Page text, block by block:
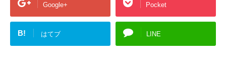
Google+ Pocket
B! はてブ LINE